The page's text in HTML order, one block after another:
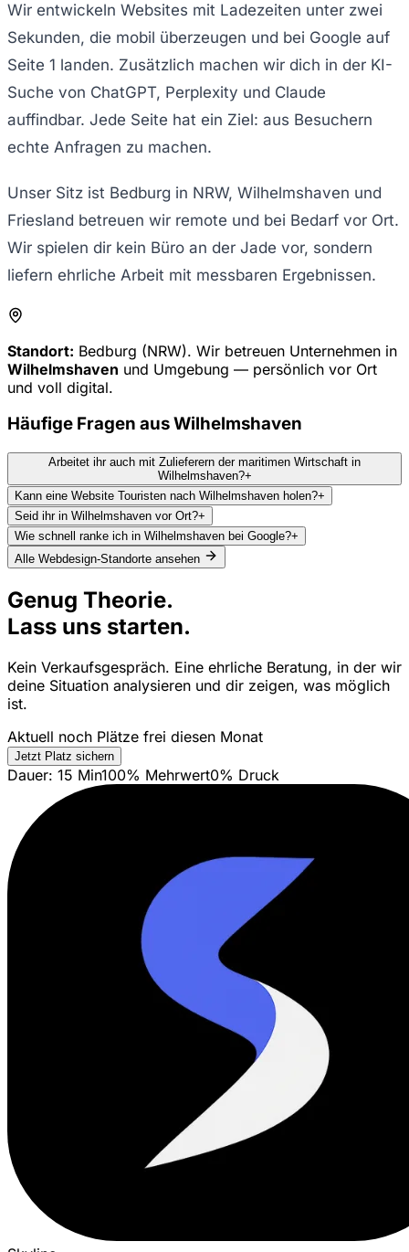
Wir entwickeln Websites mit Ladezeiten unter zwei
Sekunden, die mobil überzeugen und bei Google auf
Seite 1 landen. Zusätzlich machen wir dich in der KI-
Suche von ChatGPT, Perplexity und Claude
auffindbar. Jede Seite hat ein Ziel: aus Besuchern
echte Anfragen zu machen.
Unser Sitz ist Bedburg in NRW, Wilhelmshaven und
Friesland betreuen wir remote und bei Bedarf vor Ort.
Wir spielen dir kein Büro an der Jade vor, sondern
liefern ehrliche Arbeit mit messbaren Ergebnissen.
Standort: Bedburg (NRW). Wir betreuen Unternehmen in
Wilhelmshaven und Umgebung — persönlich vor Ort
und voll digital.
Häufige Fragen ausWilhelmshaven
Arbeitet ihr auch mit Zulieferern der maritimen Wirtschaft in
Wilhelmshaven?+
Kann eine Website Touristen nach Wilhelmshaven holen?+
Seid ihr in Wilhelmshaven vor Ort?+
Wie schnell ranke ich in Wilhelmshaven bei Google?+
Alle Webdesign-Standorte ansehen
Genug Theorie.
Lass uns starten.
Kein Verkaufsgespräch. Eine ehrliche Beratung, in der wir
deine Situation analysieren und dir zeigen, was möglich
ist.
Aktuell noch Plätze frei diesen Monat
Jetzt Platz sichern
Dauer: 15 Min100% Mehrwert0% Druck